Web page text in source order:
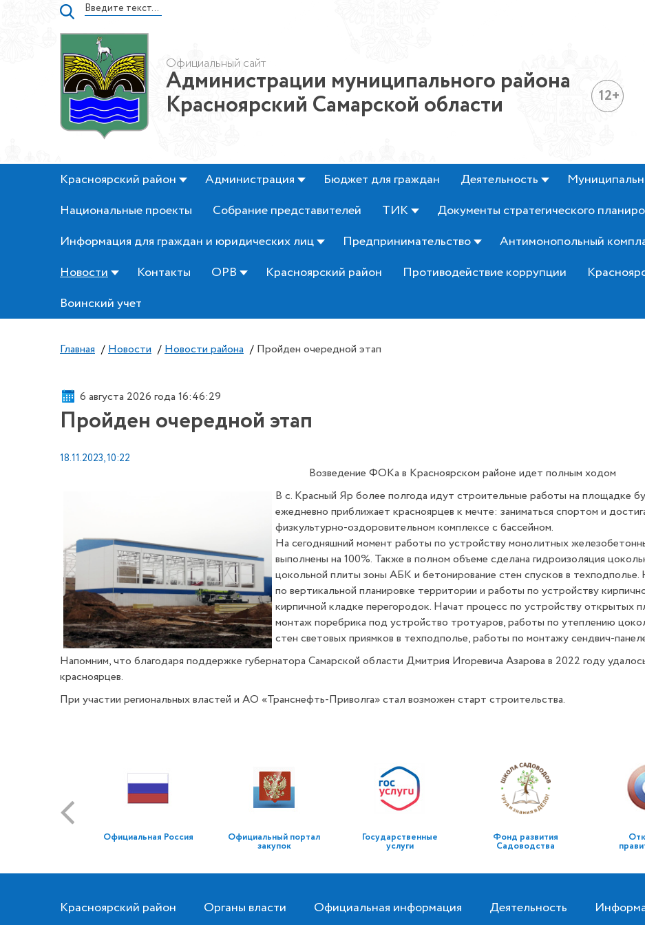
Официальный сайт
Администрации муниципального района
Красноярский Самарской области 12+
Красноярский район Администрация Бюджет для граждан Деятельность
Национальные проекты
Собрание представителей ТИК
Документы стратегического
Информация для граждан и юридических лиц
Предпринимательство Антимонопольный
Новости
Контакты ОРВ Красноярский район Противодействие коррупции
Воинский учет
Главная / Новости / Новости района / Пройден очередной этап
6 августа 2026 года 16:46:29
Пройден очередной этап
18.11.2023, 10:22
Возведение ФОКа в Красноярском районе идет полным ходом
В с. Красный Яр более полгода идут строительные работы на площадке
ежедневно приближает красноярцев к мечте: заниматься спортом и
физкультурно-оздоровительном комплексе с бассейном.
На сегодняшний момент работы по устройству монолитных
выполнены на 100%. Также в полном объеме сделана гидроизоляция
цокольной плиты зоны АБК и бетонирование стен спусков в
по вертикальной планировке территории и работы по устройству
кирпичной кладке перегородок. Начат процесс по устройству открытых
монтаж поребрика под устройство тротуаров, работы по утеплению
стен световых приямков в техподполье, работы по монтажу сендвич-
Напомним, что благодаря поддержке губернатора Самарской области Дмитрия Игоревича Азарова в 2022 году
красноярцев.
При участии региональных властей и АО «Транснефть-Приволга» стал возможен старт строительства.
Официальная Россия Официальный портал
закупок
Государственные
услуги
Фонд развития
Садоводства
Красноярский район Органы власти Официальная информация Деятельность